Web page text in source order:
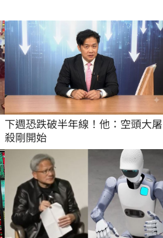
下週恐跌破半年線！他：空頭大屠
殺剛開始